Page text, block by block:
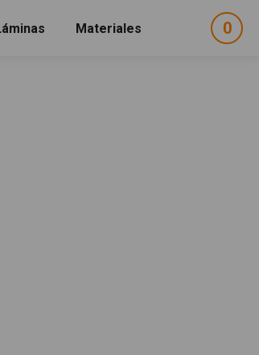
Materiales 0